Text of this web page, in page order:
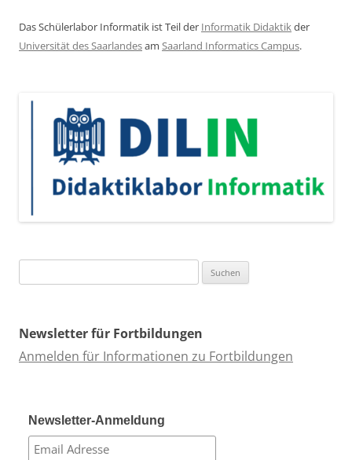
Das Schülerlabor Informatik ist Teil der Informatik Didaktikder
Universität des Saarlandesam Saarland Informatics Campus.
nach:
Newsletter für Fortbildungen
Anmelden für Informationen zu Fortbildungen
Newsletter-Anmeldung